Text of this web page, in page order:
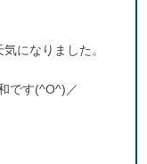
になりました。
です(^O^)／